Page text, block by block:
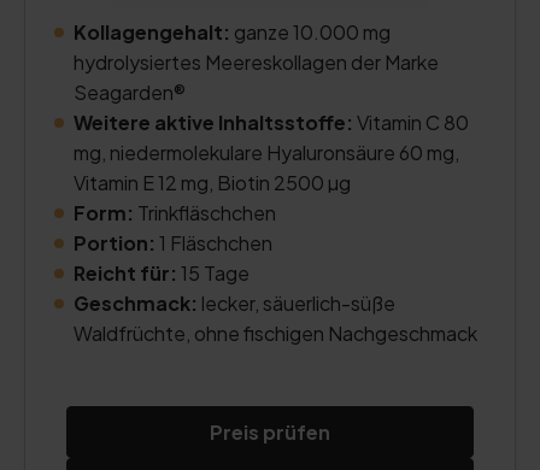
Kollagengehalt: ganze 10.000 mg
hydrolysiertes Meereskollagen der Marke
Seagarden®
Weitere aktive Inhaltsstoffe: Vitamin C 80
mg, niedermolekulare Hyaluronsäure 60 mg,
Vitamin E 12 mg, Biotin 2500 µg
Form: Trinkfläschchen
Portion: 1 Fläschchen
Reicht für: 15 Tage
Geschmack: lecker, säuerlich-süße
Waldfrüchte, ohne fischigen Nachgeschmack
Preis prüfen